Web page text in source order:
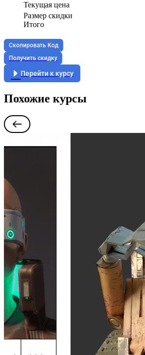
Текущая цена
Размер скидки
Итого
Скопировать Код
Получить скидку
Перейти к курсу
Похожие курсы